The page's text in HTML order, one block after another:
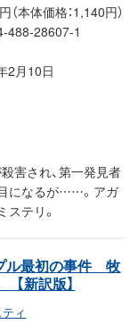
（本体価格：1,140円）
488-28607-1
2月10日
害され、第一発見者
になるが……。アガ
テリ。
ル最初の事件 牧
【新訳版】
ィ